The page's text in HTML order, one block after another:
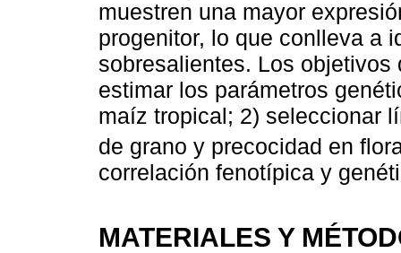
muestren una mayor
progenitor, lo que conlleva a
sobresalientes. Los
estimar los parámetros
maíz tropical; 2) seleccionar
de grano y precocidad en
correlación fenotípica y
MATERIALES Y